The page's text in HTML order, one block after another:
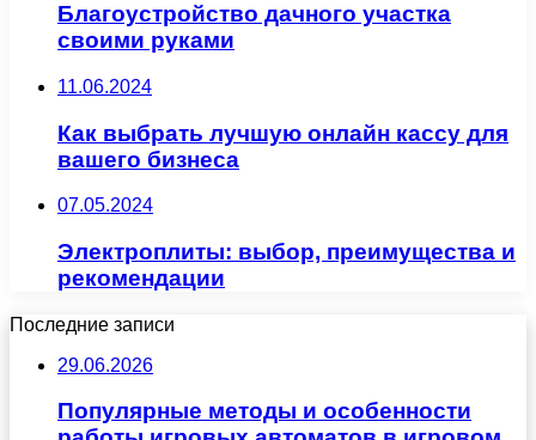
Благоустройство дачного участка
своими руками
11.06.2024
Как выбрать лучшую онлайн кассу для
вашего бизнеса
07.05.2024
Электроплиты: выбор, преимущества и
рекомендации
Последние записи
29.06.2026
Популярные методы и особенности